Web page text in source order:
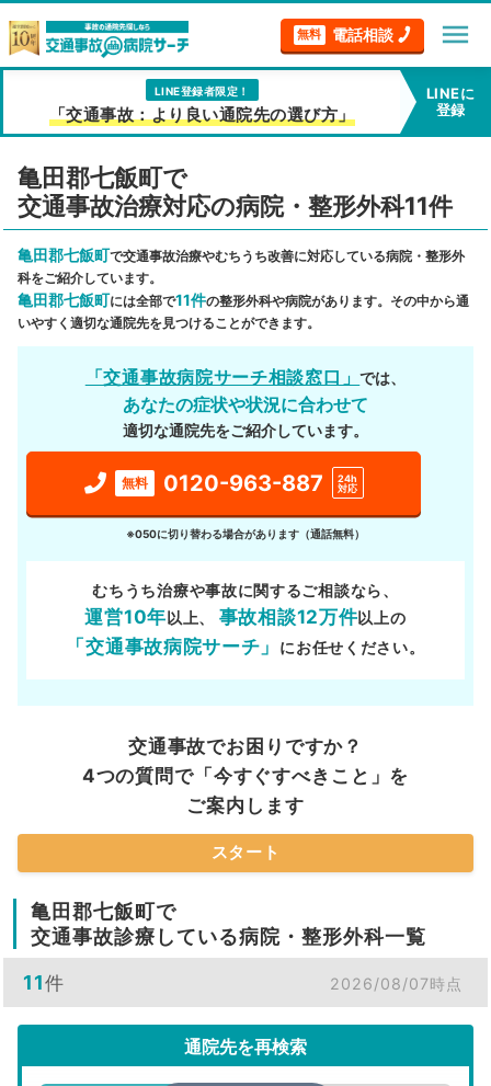
無料 電話相談 menu
LINE登録者限定！
「交通事故：より良い通院先の選び方」
LINEに
登録
亀田郡七飯町で
交通事故治療対応の病院・整形外科11件
亀田郡七飯町で交通事故治療やむちうち改善に対応している病院・整形外
科をご紹介しています。
亀田郡七飯町には全部で11件の整形外科や病院があります。その中から通
いやすく適切な通院先を見つけることができます。
「交通事故病院サーチ相談窓口」では、
あなたの症状や状況に合わせて
適切な通院先をご紹介しています。
無料 0120-963-887
24h
対応
※050に切り替わる場合があります（通話無料）
むちうち治療や事故に関するご相談なら、
運営10年以上、 事故相談12万件以上の
「交通事故病院サーチ」 にお任せください。
交通事故でお困りですか？
4つの質問で「今すぐすべきこと」を
ご案内します
スタート
亀田郡七飯町で
交通事故診療している病院・整形外科一覧
11件 2026/08/07時点
通院先を再検索